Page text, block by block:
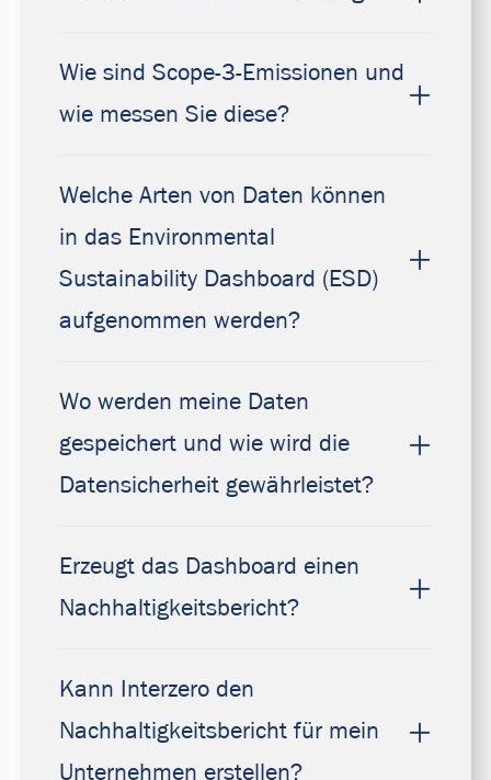
Wie sind Scope-3-Emissionen und
wie messen Sie diese?
Welche Arten von Daten können
in das Environmental
Sustainability Dashboard (ESD)
aufgenommen werden?
Wo werden meine Daten
gespeichert und wie wird die
Datensicherheit gewährleistet?
Erzeugt das Dashboard einen
Nachhaltigkeitsbericht?
Kann Interzero den
Nachhaltigkeitsbericht für mein
Unternehmen erstellen?